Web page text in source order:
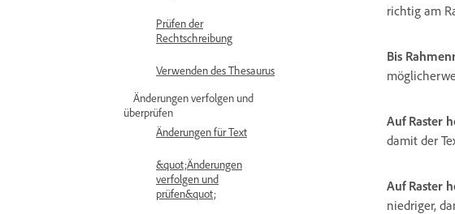
Prüfen der
Rechtschreibung
Verwenden des Thesaurus
Änderungen verfolgen und
überprüfen
Änderungen für Text
&quot;Änderungen
verfolgen und
prüfen&quot;
richtig am
Bis
Auf Raster
damit der
Auf Raster
niedriger,